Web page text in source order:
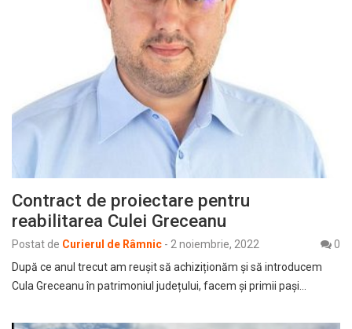
Contract de proiectare pentru
reabilitarea Culei Greceanu
Postat de Curierul de Râmnic - 2 noiembrie, 2022
0
După ce anul trecut am reușit să achiziționăm și să introducem
Cula Greceanu în patrimoniul județului, facem și primii pași…